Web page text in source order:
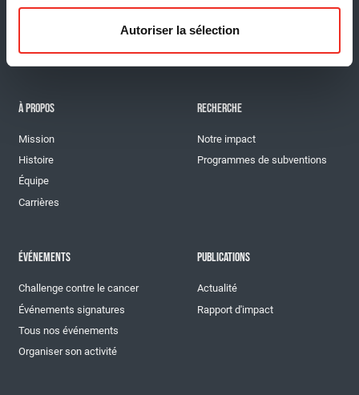
Autoriser la sélection
l'infolettre
À PROPOS
Mission
Histoire
Équipe
Carrières
RECHERCHE
Notre impact
Programmes de subventions
ÉVÉNEMENTS
Challenge contre le cancer
Événements signatures
Tous nos événements
Organiser son activité
PUBLICATIONS
Actualité
Rapport d'impact